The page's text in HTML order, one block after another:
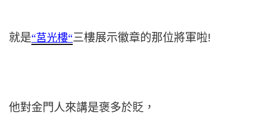
就是“莒光樓“三樓展示徽章的那位將軍啦!
他對金門人來講是褒多於貶，